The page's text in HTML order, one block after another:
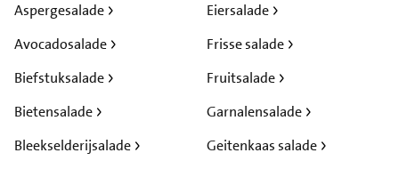
Aspergesalade
Avocadosalade
Biefstuksalade
Bietensalade
Bleekselderijsalade
Eiersalade
Frisse salade
Fruitsalade
Garnalensalade
Geitenkaas salade